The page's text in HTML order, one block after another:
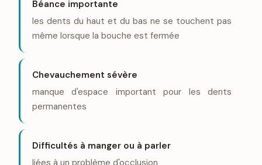
Béance importante
les dents du haut et du bas ne se touchent pas
même lorsque la bouche est fermée
Chevauchement sévère
manque d'espace important pour les dents
permanentes
Difficultés à manger ou à parler
liées à un problème d'occlusion